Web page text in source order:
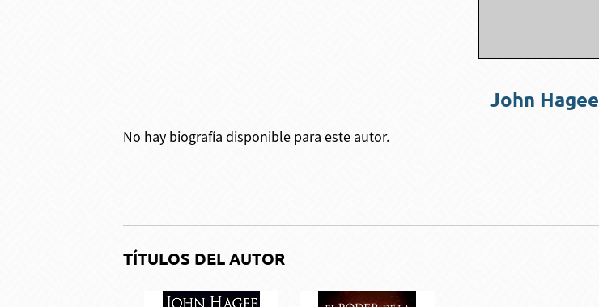
John Hagee
No hay biografía disponible para este autor.
TÍTULOS DEL AUTOR